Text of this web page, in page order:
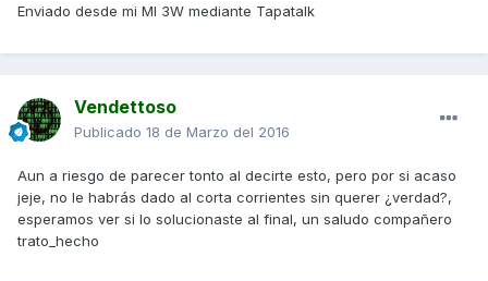
Enviado desde mi MI 3W mediante Tapatalk
Vendettoso
Publicado 18 de Marzo del 2016
Aun a riesgo de parecer tonto al decirte esto, pero por si acaso
jeje, no le habrás dado al corta corrientes sin querer ¿verdad?,
esperamos ver si lo solucionaste al final, un saludo compañero
trato_hecho